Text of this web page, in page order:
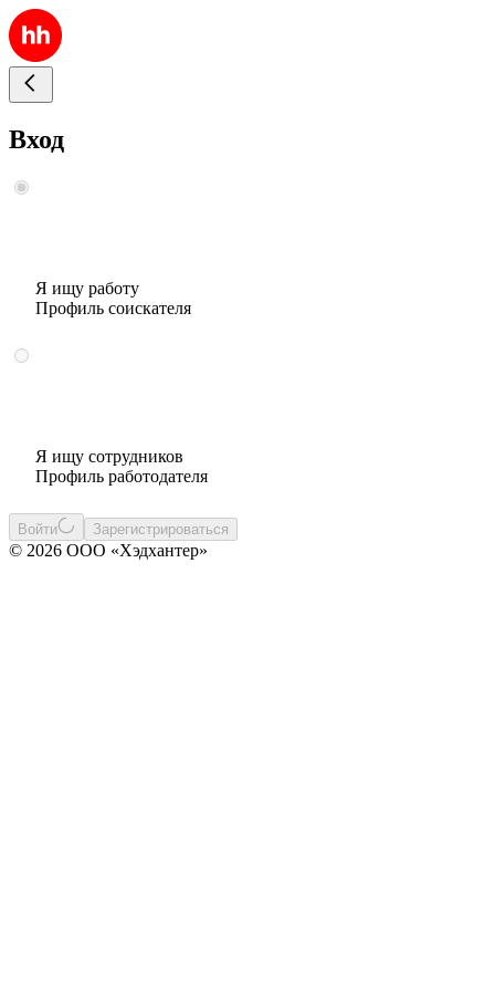
Вход
Я ищу работу
Профиль соискателя
Я ищу сотрудников
Профиль работодателя
Войти Зарегистрироваться
© 2026 ООО «Хэдхантер»